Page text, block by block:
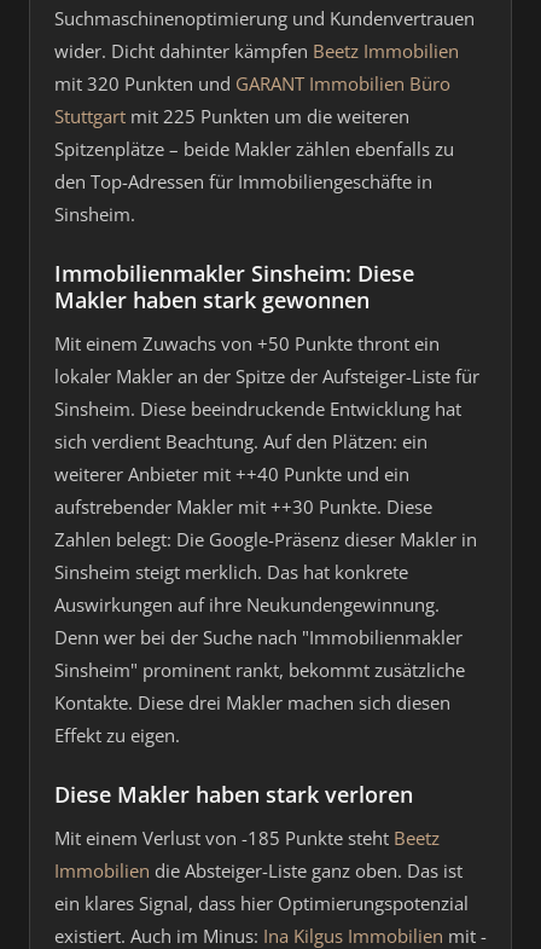
Suchmaschinenoptimierung und Kundenvertrauen
wider. Dicht dahinter kämpfen Beetz Immobilien
mit 320 Punkten und GARANT Immobilien Büro
Stuttgart mit 225 Punkten um die weiteren
Spitzenplätze – beide Makler zählen ebenfalls zu
den Top-Adressen für Immobiliengeschäfte in
Sinsheim.
Immobilienmakler Sinsheim: Diese
Makler haben stark gewonnen
Mit einem Zuwachs von +50 Punkte thront ein
lokaler Makler an der Spitze der Aufsteiger-Liste für
Sinsheim. Diese beeindruckende Entwicklung hat
sich verdient Beachtung. Auf den Plätzen: ein
weiterer Anbieter mit ++40 Punkte und ein
aufstrebender Makler mit ++30 Punkte. Diese
Zahlen belegt: Die Google-Präsenz dieser Makler in
Sinsheim steigt merklich. Das hat konkrete
Auswirkungen auf ihre Neukundengewinnung.
Denn wer bei der Suche nach "Immobilienmakler
Sinsheim" prominent rankt, bekommt zusätzliche
Kontakte. Diese drei Makler machen sich diesen
Effekt zu eigen.
Diese Makler haben stark verloren
Mit einem Verlust von -185 Punkte steht Beetz
Immobilien die Absteiger-Liste ganz oben. Das ist
ein klares Signal, dass hier Optimierungspotenzial
existiert. Auch im Minus: Ina Kilgus Immobilien mit -